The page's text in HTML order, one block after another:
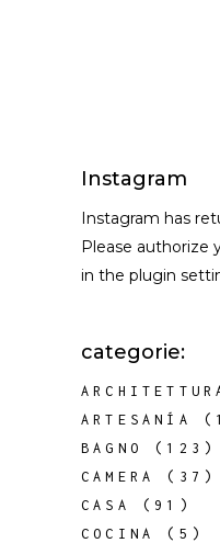
Instagram
Instagram has
Please authorize
in the plugin
categorie:
ARTESANÍA
BAGNO
(123)
CAMERA
(37)
CASA
(91)
COCINA
(5)